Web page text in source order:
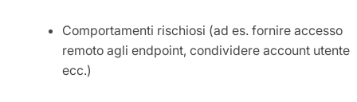
Comportamenti rischiosi (ad es. fornire accesso
remoto agli endpoint, condividere account utente
ecc.)